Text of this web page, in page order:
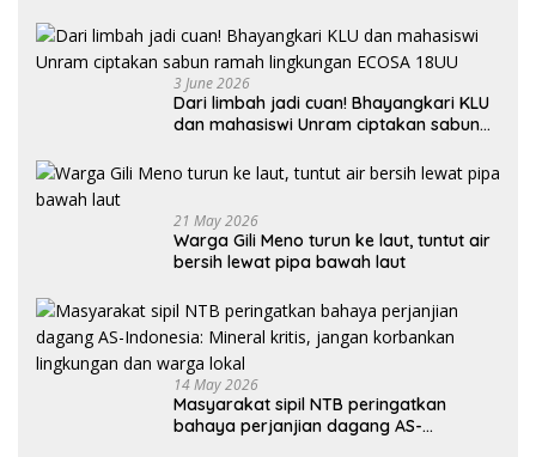
3 June 2026
Dari limbah jadi cuan! Bhayangkari KLU
dan mahasiswi Unram ciptakan sabun
21 May 2026
Warga Gili Meno turun ke laut, tuntut air
bersih lewat pipa bawah laut
14 May 2026
Masyarakat sipil NTB peringatkan
bahaya perjanjian dagang AS-